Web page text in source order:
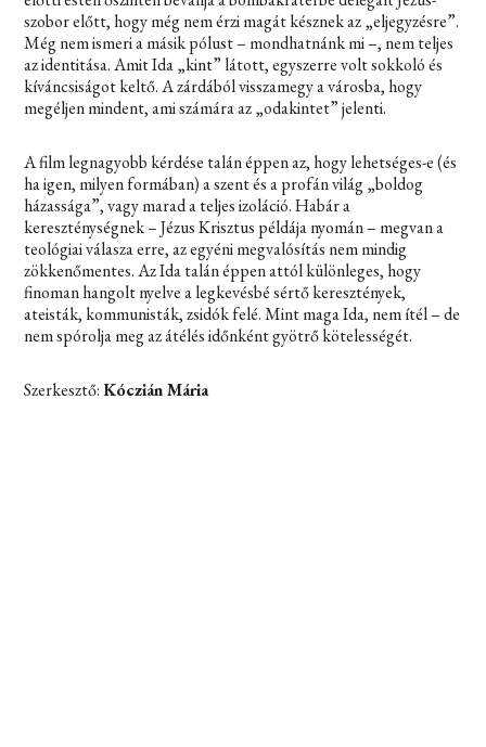
szobor előtt, hogy még nem érzi magát késznek az „eljegyzésre”.
Még nem ismeri a másik pólust – mondhatnánk mi –, nem teljes
az identitása. Amit Ida „kint” látott, egyszerre volt sokkoló és
kíváncsiságot keltő. A zárdából visszamegy a városba, hogy
megéljen mindent, ami számára az „odakintet” jelenti.
A film legnagyobb kérdése talán éppen az, hogy lehetséges-e (és
ha igen, milyen formában) a szent és a profán világ „boldog
házassága”, vagy marad a teljes izoláció. Habár a
kereszténységnek – Jézus Krisztus példája nyomán – megvan a
teológiai válasza erre, az egyéni megvalósítás nem mindig
zökkenőmentes. AzIdatalán éppen attól különleges, hogy
finoman hangolt nyelve a legkevésbé sértő keresztények,
ateisták, kommunisták, zsidók felé. Mint maga Ida, nem ítél – de
nem spórolja meg az átélés időnként gyötrő kötelességét.
Szerkesztő:Kóczián Mária